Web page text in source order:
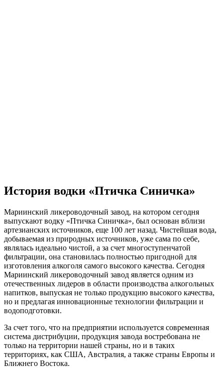
История водки «Птичка Синичка»
Мариинский ликероводочный завод, на котором сегодня
выпускают водку «Птичка Синичка», был основан вблизи
артезианских источников, еще 100 лет назад. Чистейшая вода,
добываемая из природных источников, уже сама по себе,
являлась идеально чистой, а за счет многоступенчатой
фильтрации, она становилась полностью пригодной для
изготовления алкоголя самого высокого качества. Сегодня
Мариинский ликероводочный завод является одним из
отечественных лидеров в области производства алкогольных
напитков, выпуская не только продукцию высокого качества,
но и предлагая инновационные технологии фильтрации и
водоподготовки.
За счет того, что на предприятии используется современная
система дистрибуции, продукция завода востребована не
только на территории нашей страны, но и в таких
территориях, как США, Австралия, а также страны Европы и
Ближнего Востока.